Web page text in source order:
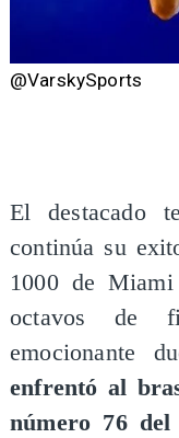
@VarskySports
​El destacado
continúa su
1000 de
octavos de
emocionante
enfrentó al
número 76